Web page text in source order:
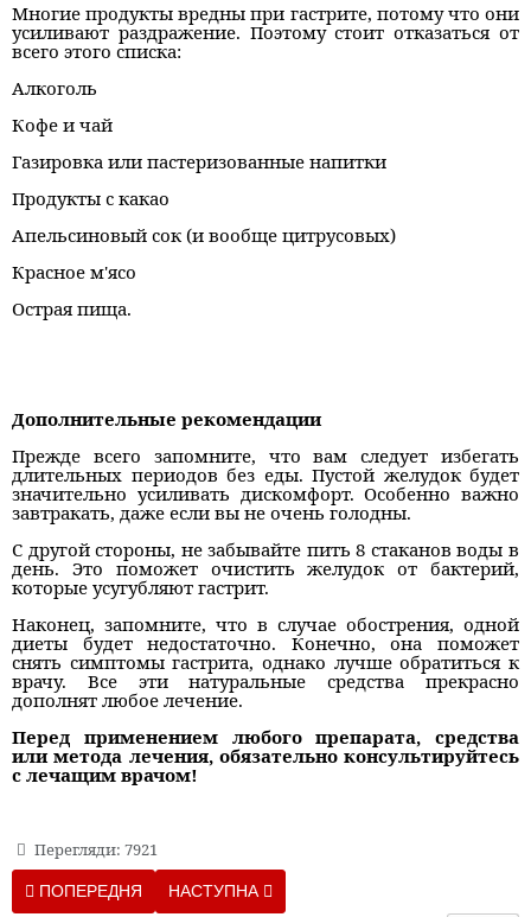
Многие продукты вредны при гастрите, потому что они
усиливают раздражение. Поэтому стоит отказаться от
всего этого списка:
Алкоголь
Кофе и чай
Газировка или пастеризованные напитки
Продукты с какао
Апельсиновый сок (и вообще цитрусовых)
Красное м'ясо
Острая пища.
Дополнительные рекомендации
Прежде всего запомните, что вам следует избегать
длительных периодов без еды. Пустой желудок будет
значительно усиливать дискомфорт. Особенно важно
завтракать, даже если вы не очень голодны.
С другой стороны, не забывайте пить 8 стаканов воды в
день. Это поможет очистить желудок от бактерий,
которые усугубляют гастрит.
Наконец, запомните, что в случае обострения, одной
диеты будет недостаточно. Конечно, она поможет
снять симптомы гастрита, однако лучше обратиться к
врачу. Все эти натуральные средства прекрасно
дополнят любое лечение.
Перед применением любого препарата, средства
или метода лечения, обязательно консультируйтесь
с лечащим врачом!
Перегляди: 7921
ПОПЕРЕДНЯ СТАТТЯ: 6 ПРОДУКТОВ, КОТОРЫЕ
ПОПЕРЕДНЯ НАСТУПНА СТАТТЯ: ЧТО НЕОБХОДИМО
НАСТУПНА